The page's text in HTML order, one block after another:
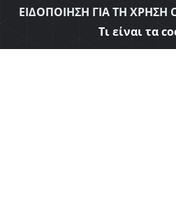
Δήλωση προσβασιμότητας
ΕΙΔΟΠΟΙΗΣΗ ΓΙΑ ΤΗ ΧΡΗΣΗ
Τι είναι τα